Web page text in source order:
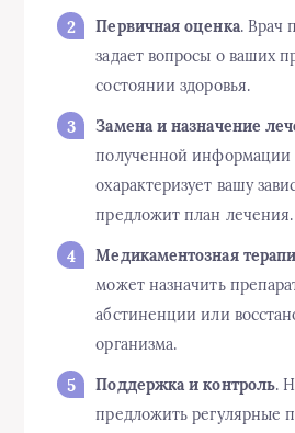
Первичная оценка. Врач
задает вопросы о ваших
состоянии здоровья.
Замена и назначение
полученной информации
охарактеризует вашу
предложит план лечения.
Медикаментозная
может назначить
абстиненции или
организма.
Поддержка и контроль.
предложить регулярные